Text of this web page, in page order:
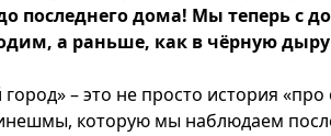
последнего дома! Мы теперь с
а раньше, как в чёрную
– это не просто история
которую мы наблюдаем